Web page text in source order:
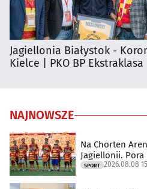
Jagiellonia Białystok -
Kielce | PKO BP Ekstraklasa
NAJNOWSZE
Na Chorten
Jagiellonii.
SPORT 2026.08.08